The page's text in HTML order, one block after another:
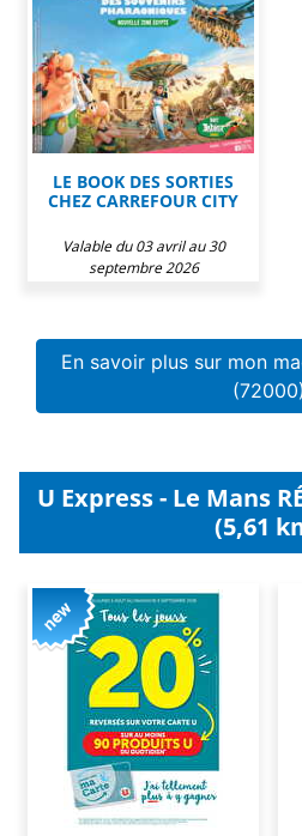
LE BOOK DES SORTIES
CHEZ CARREFOUR CITY
Valable du 03 avril au 30
septembre 2026
En savoir plus sur mon
(72000)
U Express - Le Mans
(5,61